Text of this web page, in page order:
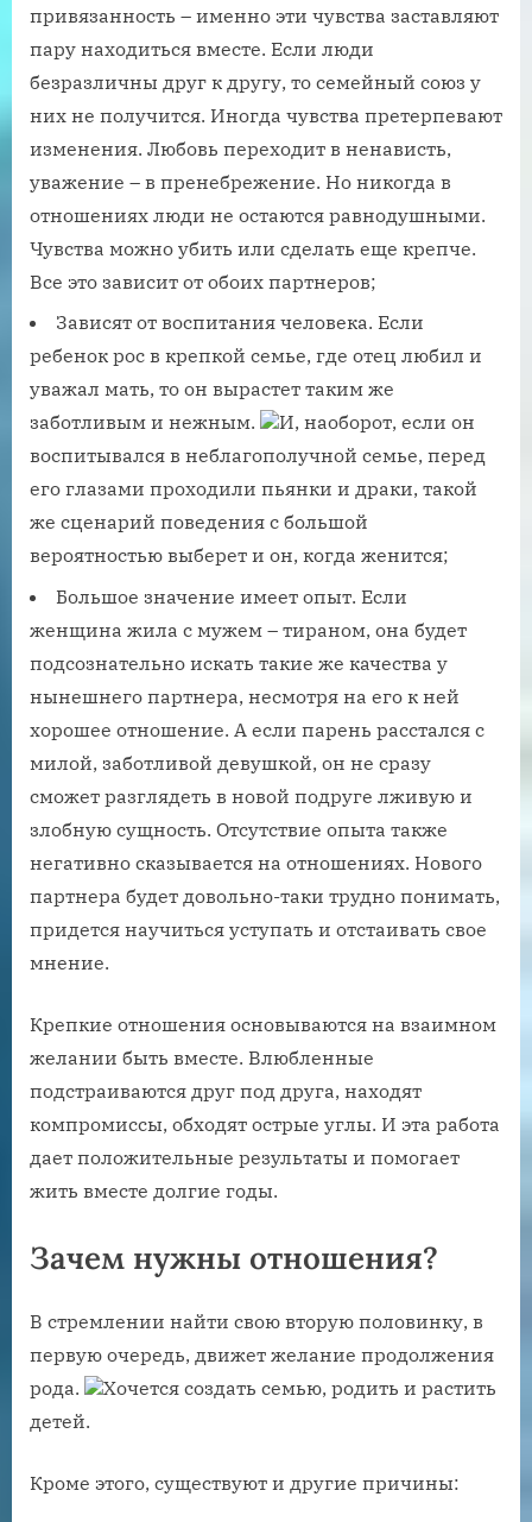
привязанность – именно эти чувства заставляют
пару находиться вместе. Если люди
безразличны друг к другу, то семейный союз у
них не получится. Иногда чувства претерпевают
изменения. Любовь переходит в ненависть,
уважение – в пренебрежение. Но никогда в
отношениях люди не остаются равнодушными.
Чувства можно убить или сделать еще крепче.
Все это зависит от обоих партнеров;
Зависят от воспитания человека. Если
ребенок рос в крепкой семье, где отец любил и
уважал мать, то он вырастет таким же
заботливым и нежным.
И, наоборот, если он
воспитывался в неблагополучной семье, перед
его глазами проходили пьянки и драки, такой
же сценарий поведения с большой
вероятностью выберет и он, когда женится;
Большое значение имеет опыт. Если
женщина жила с мужем – тираном, она будет
подсознательно искать такие же качества у
нынешнего партнера, несмотря на его к ней
хорошее отношение. А если парень расстался с
милой, заботливой девушкой, он не сразу
сможет разглядеть в новой подруге лживую и
злобную сущность. Отсутствие опыта также
негативно сказывается на отношениях. Нового
партнера будет довольно-таки трудно понимать,
придется научиться уступать и отстаивать свое
мнение.
Крепкие отношения основываются на взаимном
желании быть вместе. Влюбленные
подстраиваются друг под друга, находят
компромиссы, обходят острые углы. И эта работа
дает положительные результаты и помогает
жить вместе долгие годы.
Зачем нужны отношения?
В стремлении найти свою вторую половинку, в
первую очередь, движет желание продолжения
рода.
Хочется создать семью, родить и растить
детей.
Кроме этого, существуют и другие причины: